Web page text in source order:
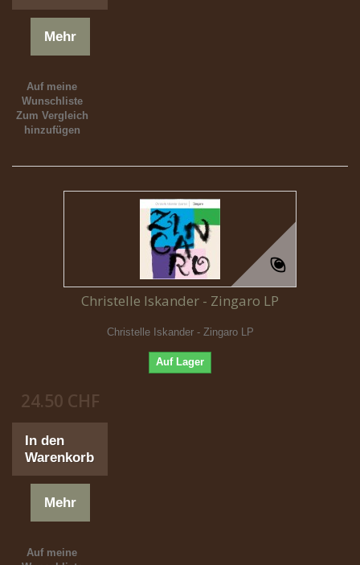
Mehr
Auf meine
Wunschliste
Zum Vergleich
hinzufügen
Christelle Iskander - Zingaro LP
Christelle Iskander - Zingaro LP
Auf Lager
24.50 CHF
In den
Warenkorb
Mehr
Auf meine